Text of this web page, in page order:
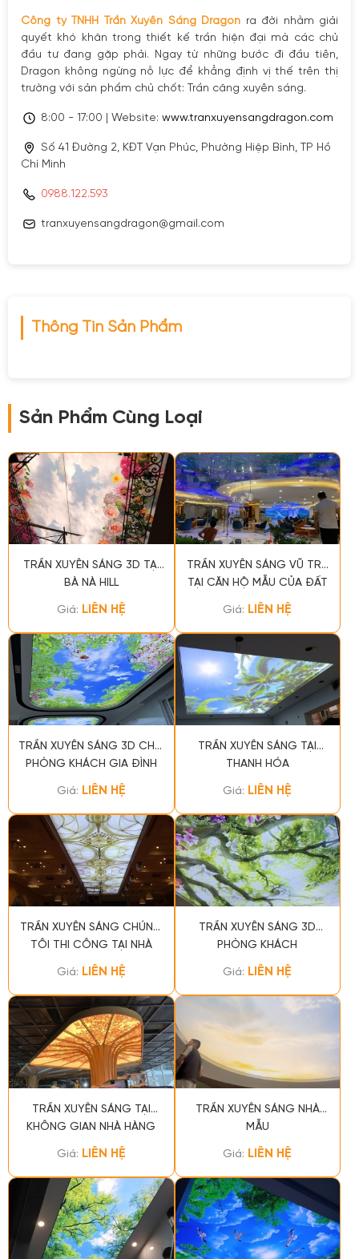
Công ty TNHH Trần Xuyên Sáng Dragon ra đời nhằm giải
quyết khó khăn trong thiết kế trần hiện đại mà các chủ
đầu tư đang gặp phải. Ngay từ những bước đi đầu tiên,
Dragon không ngừng nỗ lực để khẳng định vị thế trên thị
trường với sản phẩm chủ chốt: Trần căng xuyên sáng.
8:00 - 17:00 | Website: www.tranxuyensangdragon.com
Số 41 Đường 2, KĐT Vạn Phúc, Phường Hiệp Bình, TP Hồ
Chí Minh
0988.122.593
tranxuyensangdragon@gmail.com
Thông Tin Sản Phẩm
Sản Phẩm Cùng Loại
TRẦN XUYÊN SÁNG 3D TẠI
BÀ NÀ HILL
Giá: LIÊN HỆ
TRẦN XUYÊN SÁNG VŨ TRỤ
TẠI CĂN HỘ MẪU CỦA ĐẤT
XANH GROUP
Giá: LIÊN HỆ
TRẦN XUYÊN SÁNG 3D CHO
PHÒNG KHÁCH GIA ĐÌNH
Giá: LIÊN HỆ
TRẦN XUYÊN SÁNG TẠI
THANH HÓA
Giá: LIÊN HỆ
TRẦN XUYÊN SÁNG CHÚNG
TÔI THI CÔNG TẠI NHÀ
HÀNG TIỆC CƯỚI METRO
POLY TPHCM
Giá: LIÊN HỆ
TRẦN XUYÊN SÁNG 3D
PHÒNG KHÁCH
Giá: LIÊN HỆ
TRẦN XUYÊN SÁNG TẠI
KHÔNG GIAN NHÀ HÀNG
KHU DU LỊCH BÀ NÀ HILL
Giá: LIÊN HỆ
TRẦN XUYÊN SÁNG NHÀ
MẪU
Giá: LIÊN HỆ